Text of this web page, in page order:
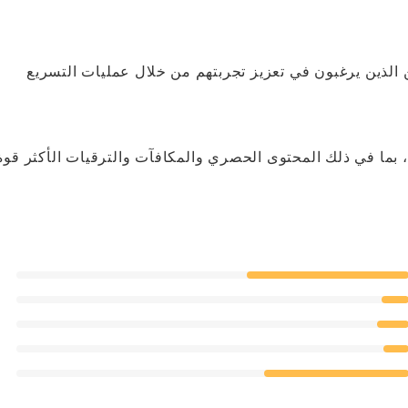
الذين يرغبون في تعزيز تجربتهم من خلال عمليات التسريع
بما في ذلك المحتوى الحصري والمكافآت والترقيات الأكثر